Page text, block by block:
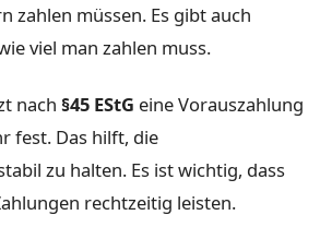
zahlen müssen. Es gibt auch
viel man zahlen muss.
nach §45 EStG eine Vorauszahlung
fest. Das hilft, die
zu halten. Es ist wichtig, dass
rechtzeitig leisten.